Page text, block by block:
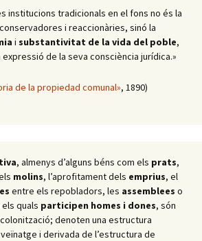
institucions tradicionals en el fons no és la
i reaccionàries, sinó la
i substantivitat de la vida del poble,
de la seva consciència jurídica.»
de la propiedad comunal», 1890)
, almenys d’alguns béns com els prats,
molins, l’aprofitament dels emprius, el
entre els repobladors, les assemblees o
els quals participen homes i dones, són
denoten una estructura
i derivada de l’estructura de